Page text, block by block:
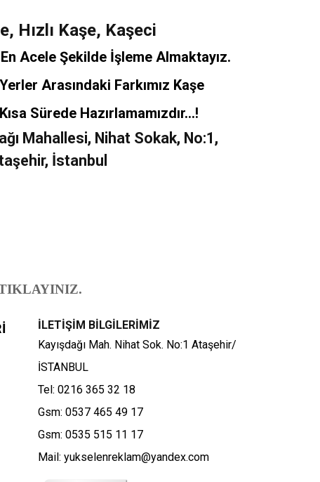
Hızlı Kaşe, Kaşeci
Acele Şekilde İşleme Almaktayız.
Arasındaki Farkımız Kaşe
Sürede Hazırlamamızdır...!
Mahallesi, Nihat Sokak, No:1,
İstanbul
İLETİŞİM BİLGİLERİMİZ
Kayışdağı Mah. Nihat Sok. No:1 Ataşehir/
İSTANBUL
Tel: 0216 365 32 18
Gsm: 0537 465 49 17
Gsm: 0535 515 11 17
Mail: yukselenreklam@yandex.com